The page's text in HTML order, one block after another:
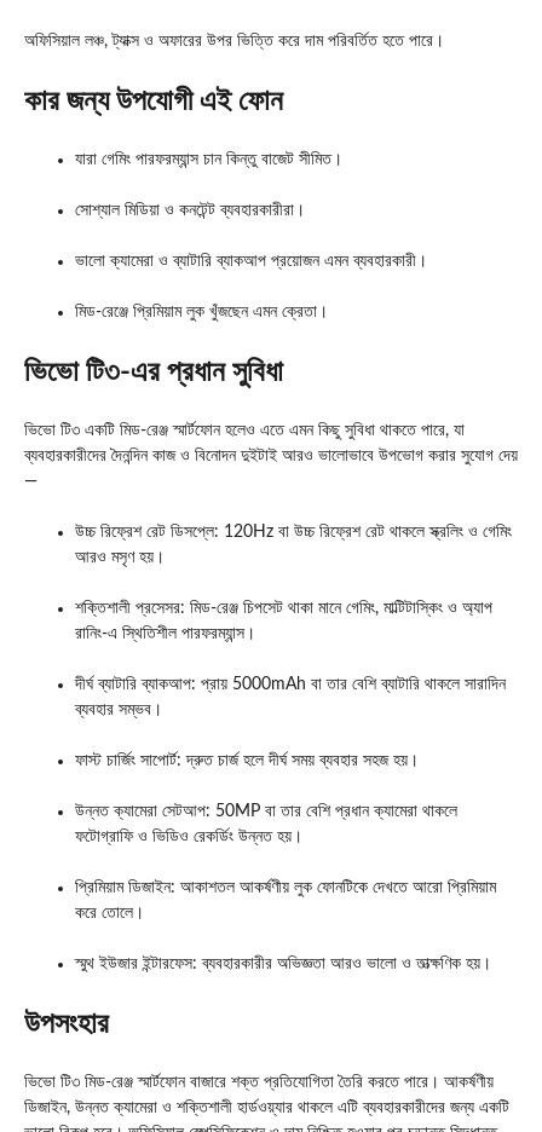
অফিসিয়াল লঞ্চ, ট্যাক্স ও অফারের উপর ভিত্তি করে দাম পরিবর্তিত হতে পারে।
কার জন্য উপযোগী এই ফোন
যারা গেমিং পারফরম্যান্স চান কিন্তু বাজেট সীমিত।
সোশ্যাল মিডিয়া ও কনটেন্ট ব্যবহারকারীরা।
ভালো ক্যামেরা ও ব্যাটারি ব্যাকআপ প্রয়োজন এমন ব্যবহারকারী।
মিড-রেঞ্জে প্রিমিয়াম লুক খুঁজছেন এমন ক্রেতা।
ভিভো টি৩-এর প্রধান সুবিধা
ভিভো টি৩ একটি মিড-রেঞ্জ স্মার্টফোন হলেও এতে এমন কিছু সুবিধা থাকতে পারে, যা
ব্যবহারকারীদের দৈনন্দিন কাজ ও বিনোদন দুইটাই আরও ভালোভাবে উপভোগ করার সুযোগ দেয়
—
উচ্চ রিফ্রেশ রেট ডিসপ্লে: 120Hz বা উচ্চ রিফ্রেশ রেট থাকলে স্ক্রলিং ও গেমিং
আরও মসৃণ হয়।
শক্তিশালী প্রসেসর: মিড-রেঞ্জ চিপসেট থাকা মানে গেমিং, মাল্টিটাস্কিং ও অ্যাপ
রানিং-এ স্থিতিশীল পারফরম্যান্স।
দীর্ঘ ব্যাটারি ব্যাকআপ: প্রায় 5000mAh বা তার বেশি ব্যাটারি থাকলে সারাদিন
ব্যবহার সম্ভব।
ফাস্ট চার্জিং সাপোর্ট: দ্রুত চার্জ হলে দীর্ঘ সময় ব্যবহার সহজ হয়।
উন্নত ক্যামেরা সেটআপ: 50MP বা তার বেশি প্রধান ক্যামেরা থাকলে
ফটোগ্রাফি ও ভিডিও রেকর্ডিং উন্নত হয়।
প্রিমিয়াম ডিজাইন: আকাশতল আকর্ষণীয় লুক ফোনটিকে দেখতে আরো প্রিমিয়াম
করে তোলে।
স্মুথ ইউজার ইন্টারফেস: ব্যবহারকারীর অভিজ্ঞতা আরও ভালো ও তাত্ক্ষণিক হয়।
উপসংহার
ভিভো টি৩ মিড-রেঞ্জ স্মার্টফোন বাজারে শক্ত প্রতিযোগিতা তৈরি করতে পারে। আকর্ষণীয়
ডিজাইন, উন্নত ক্যামেরা ও শক্তিশালী হার্ডওয়্যার থাকলে এটি ব্যবহারকারীদের জন্য একটি